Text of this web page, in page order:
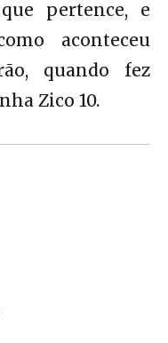
pertence, e
aconteceu
quando fez
Zico 10.